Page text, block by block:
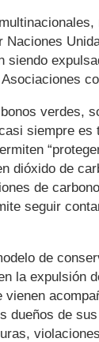
Naciones
siendo
verdes,
siempre es
dióxido de
de
seguir
de
la expulsión
dueños de